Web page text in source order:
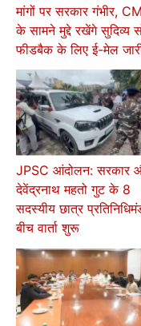
मांगों पर सरकार गंभीर,
के सामने मुद्दे रखेंगे सुदिव्य
फीडबैक के लिए ई-मेल
JPSC आंदोलन: सरकार
देवेंद्रनाथ महतो गुट के 8
सदस्यीय छात्र
बीच वार्ता शुरू